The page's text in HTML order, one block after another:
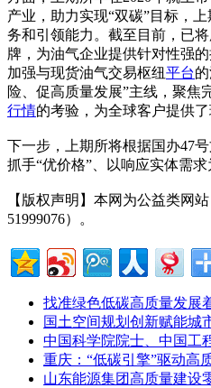
产业，助力实现“双碳”目标，
务和引领能力。截至目前，已
牌，为油气企业提供针对性强
加强与现货油气交易枢纽平台
险、促高质量发展”主线，聚
行情的考验，为全球客户提供了
下一步，上期所将根据国办47
抓手“优价格”、以响应实体需
【版权声明】本网为公益类网
51999076）。
找准绿色低碳高质量发展
国土空间规划创新赋能城
中国科学院院士、中国工
重庆：“低碳引擎”驱动高
山东能源集团高质量建设